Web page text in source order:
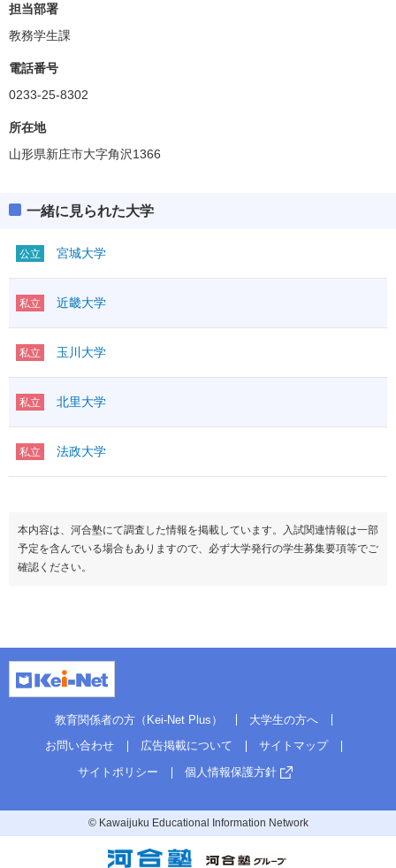
担当部署
教務学生課
電話番号
0233-25-8302
所在地
山形県新庄市大字角沢1366
一緒に見られた大学
公立 宮城大学
私立 近畿大学
私立 玉川大学
私立 北里大学
私立 法政大学
本内容は、河合塾にて調査した情報を掲載しています。入試関連情報は一部
予定を含んでいる場合もありますので、必ず大学発行の学生募集要項等でご
確認ください。
教育関係者の方（Kei-Net Plus）
大学生の方へ
お問い合わせ
広告掲載について
サイトマップ
サイトポリシー
個人情報保護方針
© Kawaijuku Educational Information Network